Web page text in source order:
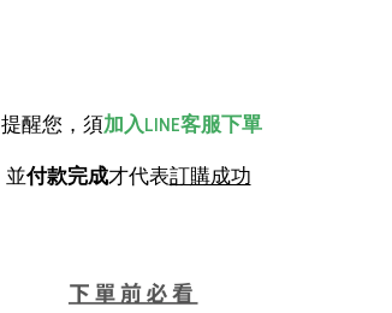
提醒您，須加入LINE客服下單
並付款完成才代表訂購成功